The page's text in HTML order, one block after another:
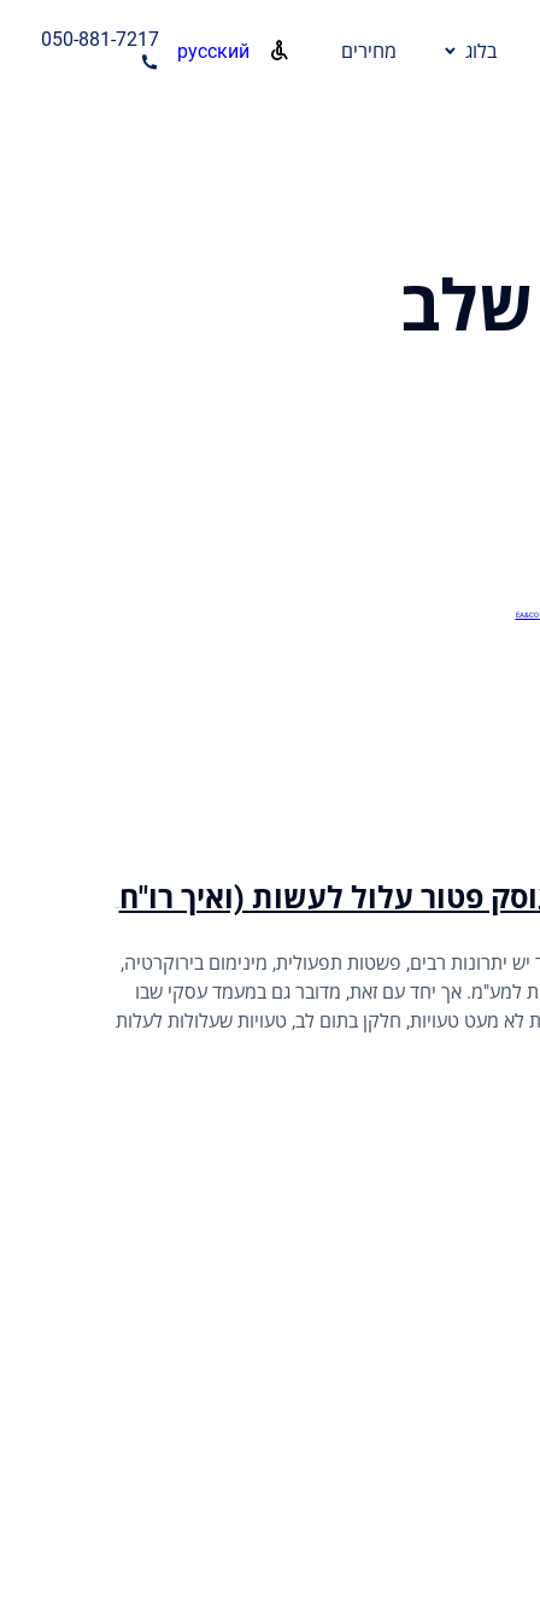
בלוג מחירים русский
050-881-7217
הטעויות שכל עוסק פטור עלול לעשות (ואיך רו"ח יכול לסייע)
יתרונות רבים, פשטות תפעולית, מינימום בירוקרטיה,
למע"מ. אך יחד עם זאת, מדובר גם במעמד עסקי שבו
לא מעט טעויות, חלקן בתום לב, טעויות שעלולות לעלות